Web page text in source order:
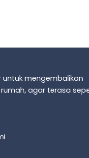
untuk mengembalikan
agar terasa